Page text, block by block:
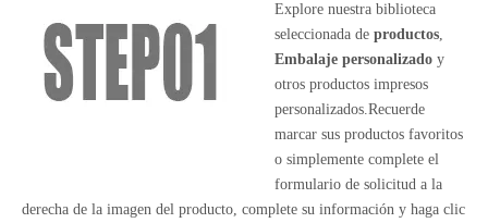
Explore nuestra biblioteca
seleccionada de productos,
Embalaje personalizadoy
otros productos impresos
personalizados.Recuerde
marcar sus productos favoritos
o simplemente complete el
formulario de solicitud a la
derecha de la imagen del producto, complete su información y haga clic